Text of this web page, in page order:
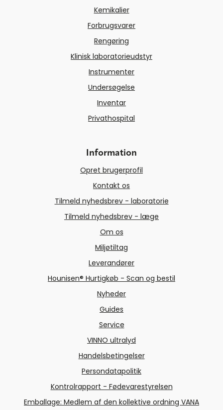
Kemikalier
Forbrugsvarer
Rengøring
Klinisk laboratorieudstyr
Instrumenter
Undersøgelse
Inventar
Privathospital
Information
Opret brugerprofil
Kontakt os
Tilmeld nyhedsbrev - laboratorie
Tilmeld nyhedsbrev - læge
Om os
Miljøtiltag
Leverandører
Hounisen® Hurtigkøb - Scan og bestil
Nyheder
Guides
Service
VINNO ultralyd
Handelsbetingelser
Persondatapolitik
Kontrolrapport - Fødevarestyrelsen
Emballage: Medlem af den kollektive ordning VANA